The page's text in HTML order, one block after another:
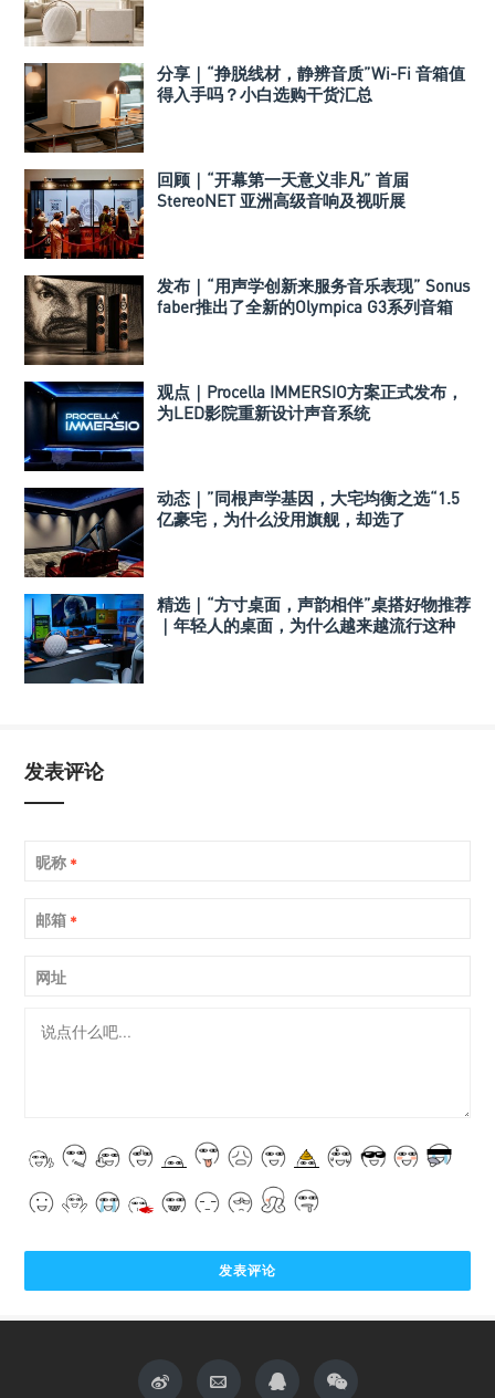
分享｜“挣脱线材，静辨音质”Wi-Fi 音箱值
得入手吗？小白选购干货汇总
回顾｜“开幕第一天意义非凡” 首届
StereoNET 亚洲高级音响及视听展
发布｜“用声学创新来服务音乐表现” Sonus
faber推出了全新的Olympica G3系列音箱
观点｜Procella IMMERSIO方案正式发布，
为LED影院重新设计声音系统
动态｜”同根声学基因，大宅均衡之选“1.5
亿豪宅，为什么没用旗舰，却选了
精选｜“方寸桌面，声韵相伴”桌搭好物推荐
｜年轻人的桌面，为什么越来越流行这种
发表评论
昵称 *
邮箱 *
网址